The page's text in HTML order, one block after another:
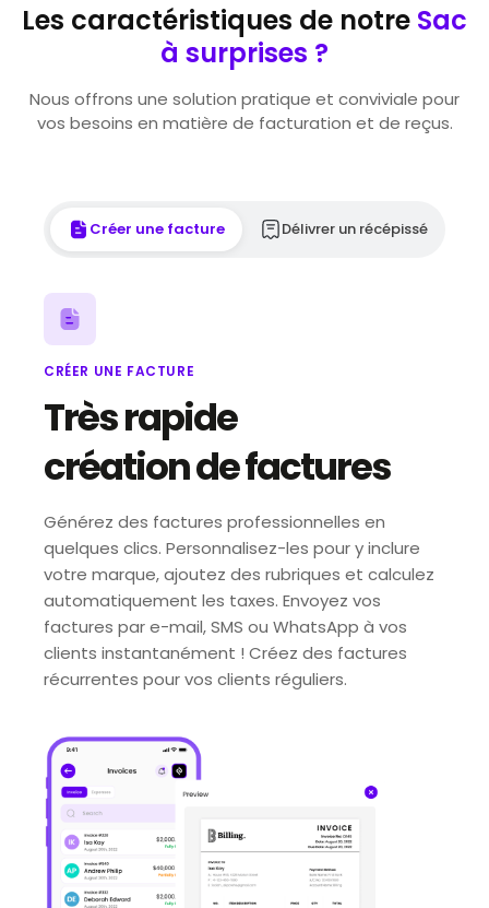
Les caractéristiques de notre Sac
à surprises ?
Nous offrons une solution pratique et conviviale pour
vos besoins en matière de facturation et de reçus.
Créer une facture Délivrer un récépissé
CRÉER UNE FACTURE
Très rapide
création de factures
Générez des factures professionnelles en
quelques clics. Personnalisez-les pour y inclure
votre marque, ajoutez des rubriques et calculez
automatiquement les taxes. Envoyez vos
factures par e-mail, SMS ou WhatsApp à vos
clients instantanément ! Créez des factures
récurrentes pour vos clients réguliers.